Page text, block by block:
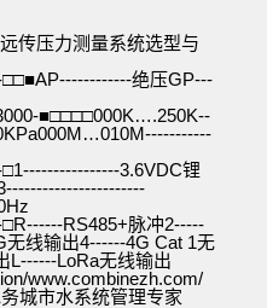
传压力测量系统选型与
绝压GP---
■□□□□000K….250K--
3.6VDC锂
RS485+脉冲2-----
线输出4------4G Cat 1无
L------LoRa无线输出
www.combinezh.com/
城市水系统管理专家